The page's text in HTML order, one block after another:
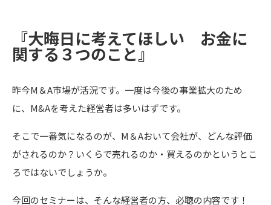
『大晦日に考えてほしい お金に
関する３つのこと』
昨今M＆A市場が活況です。一度は今後の事業拡大のため
に、M&Aを考えた経営者は多いはずです。
そこで一番気になるのが、M＆Aおいて会社が、どんな評価
がされるのか？いくらで売れるのか・買えるのかというとこ
ろではないでしょうか。
今回のセミナーは、そんな経営者の方、必聴の内容です！